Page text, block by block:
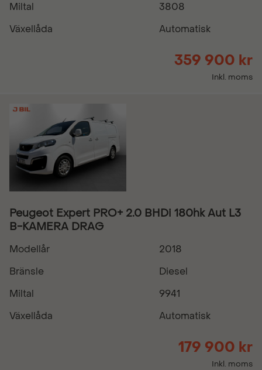
Miltal
3808
Växellåda
Automatisk
359 900 kr
Inkl. moms
Peugeot Expert PRO+ 2.0 BHDi 180hk Aut L3
B-KAMERA DRAG
Modellår
2018
Bränsle
Diesel
Miltal
9941
Växellåda
Automatisk
179 900 kr
Inkl. moms